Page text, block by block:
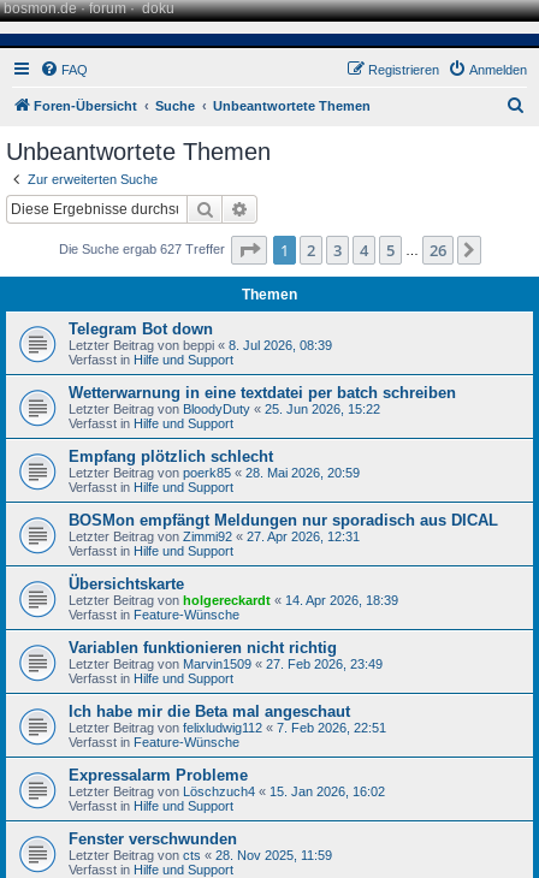
bosmon.de·forum·doku
FAQ Anmelden
Registrieren
Foren-Übersicht Suche Unbeantwortete Themen
Unbeantwortete Themen
Zur erweiterten Suche
Suche
Die Suche ergab 627 Treffer Seite 1von 26
1 2 3 4 5 26
Themen
Telegram Bot down
Letzter Beitrag von beppi « 8. Jul 2026, 08:39
Verfasst in Hilfe und Support
Wetterwarnung in eine textdatei per batch schreiben
Letzter Beitrag von BloodyDuty « 25. Jun 2026, 15:22
Verfasst in Hilfe und Support
Empfang plötzlich schlecht
Letzter Beitrag von poerk85 « 28. Mai 2026, 20:59
Verfasst in Hilfe und Support
BOSMon empfängt Meldungen nur sporadisch aus DICAL
Letzter Beitrag von Zimmi92 « 27. Apr 2026, 12:31
Verfasst in Hilfe und Support
Übersichtskarte
Letzter Beitrag von holgereckardt « 14. Apr 2026, 18:39
Verfasst in Feature-Wünsche
Variablen funktionieren nicht richtig
Letzter Beitrag von Marvin1509 « 27. Feb 2026, 23:49
Verfasst in Hilfe und Support
Ich habe mir die Beta mal angeschaut
Letzter Beitrag von felixludwig112 « 7. Feb 2026, 22:51
Verfasst in Feature-Wünsche
Expressalarm Probleme
Letzter Beitrag von Löschzuch4 « 15. Jan 2026, 16:02
Verfasst in Hilfe und Support
Fenster verschwunden
Letzter Beitrag von cts « 28. Nov 2025, 11:59
Verfasst in Hilfe und Support